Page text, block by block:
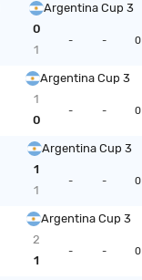
Argentina Cup 3
0
1
- - 0
Argentina Cup 3
1
0
- - 0
Argentina Cup 3
1
1
- - 0
Argentina Cup 3
2
1
- - 0